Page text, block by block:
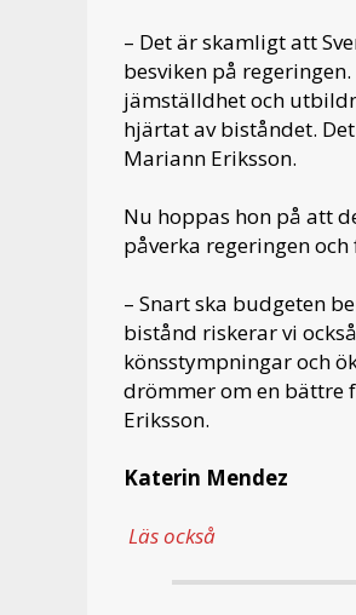
– Det är skamligt att
besviken på
jämställdhet och
hjärtat av biståndet.
Mariann Eriksson.
Nu hoppas hon på att
påverka regeringen
– Snart ska budgeten
bistånd riskerar vi
könsstympningar och
drömmer om en bättre
Eriksson.
Katerin Mendez
Läs också